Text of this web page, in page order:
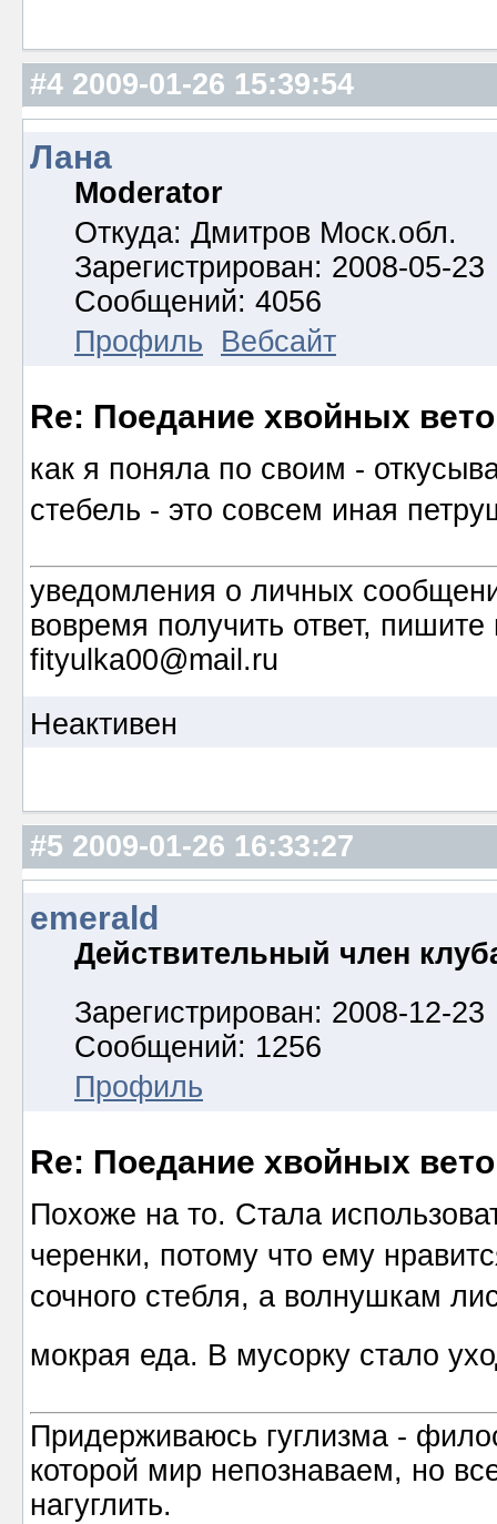
#4 2009-01-26 15:39:54
Лана
Moderator
Откуда: Дмитров Моск.обл.
Зарегистрирован: 2008-05-23
Сообщений: 4056
Профиль
Вебсайт
Re: Поедание хвойных
как я поняла по своим -
стебель - это совсем иная
уведомления о личных
вовремя получить ответ,
fityulka00@mail.ru
Неактивен
#5 2009-01-26 16:33:27
emerald
Действительный член
Зарегистрирован: 2008-12-23
Сообщений: 1256
Профиль
Re: Поедание хвойных
Похоже на то. Стала
черенки, потому что ему
сочного стебля, а волнушкам
мокрая еда. В мусорку стало
Придерживаюсь гуглизма -
которой мир непознаваем, но
нагуглить.